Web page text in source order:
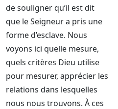
de souligner qu’il est dit
que le Seigneur a pris une
forme d’esclave. Nous
voyons ici quelle mesure,
quels critères Dieu utilise
pour mesurer, apprécier les
relations dans lesquelles
nous nous trouvons. À ces